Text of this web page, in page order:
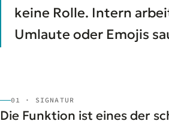
keine Rolle. Intern
Umlaute oder Emojis
01 · SIGNATUR
Die Funktion ist eines der